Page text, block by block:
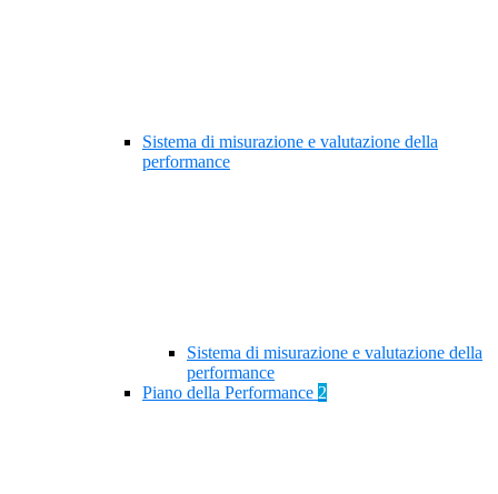
Sistema di misurazione e valutazione della
performance
Sistema di misurazione e valutazione della
performance
Piano della Performance 2